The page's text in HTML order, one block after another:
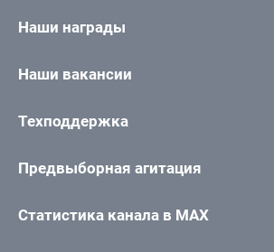
Наши награды
Наши вакансии
Техподдержка
Предвыборная агитация
Статистика канала в MAX